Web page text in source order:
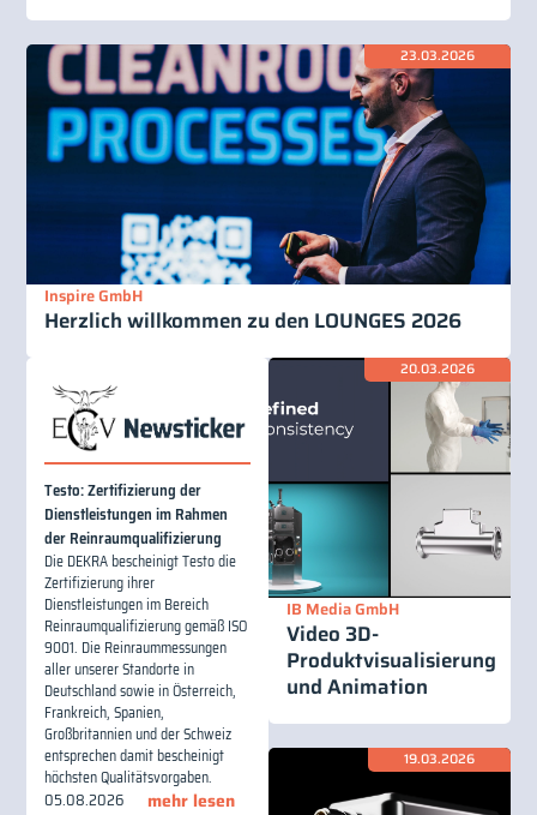
23.03.2026
Inspire GmbH
Herzlich willkommen zu den LOUNGES 2026
Testo: Zertifizierung der
Dienstleistungen im Rahmen
der Reinraumqualifizierung
Die DEKRA bescheinigt Testo die
Zertifizierung ihrer
Dienstleistungen im Bereich
Reinraumqualifizierung gemäß ISO
9001. Die Reinraummessungen
aller unserer Standorte in
Deutschland sowie in Österreich,
Frankreich, Spanien,
Großbritannien und der Schweiz
entsprechen damit bescheinigt
höchsten Qualitätsvorgaben.
05.08.2026 mehr lesen
20.03.2026
IB Media GmbH
Video 3D-
Produktvisualisierung
und Animation
19.03.2026